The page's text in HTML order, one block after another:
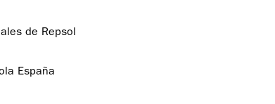
de Repsol
España